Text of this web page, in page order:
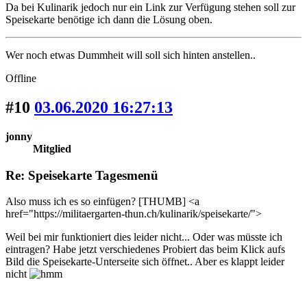
Da bei Kulinarik jedoch nur ein Link zur Verfügung stehen soll zur
Speisekarte benötige ich dann die Lösung oben.
Wer noch etwas Dummheit will soll sich hinten anstellen..
Offline
#10 03.06.2020 16:27:13
jonny
Mitglied
Re: Speisekarte Tagesmenü
Also muss ich es so einfügen? [THUMB] <a
href="https://militaergarten-thun.ch/kulinarik/speisekarte/">
Weil bei mir funktioniert dies leider nicht... Oder was müsste ich
eintragen? Habe jetzt verschiedenes Probiert das beim Klick aufs
Bild die Speisekarte-Unterseite sich öffnet.. Aber es klappt leider
nicht